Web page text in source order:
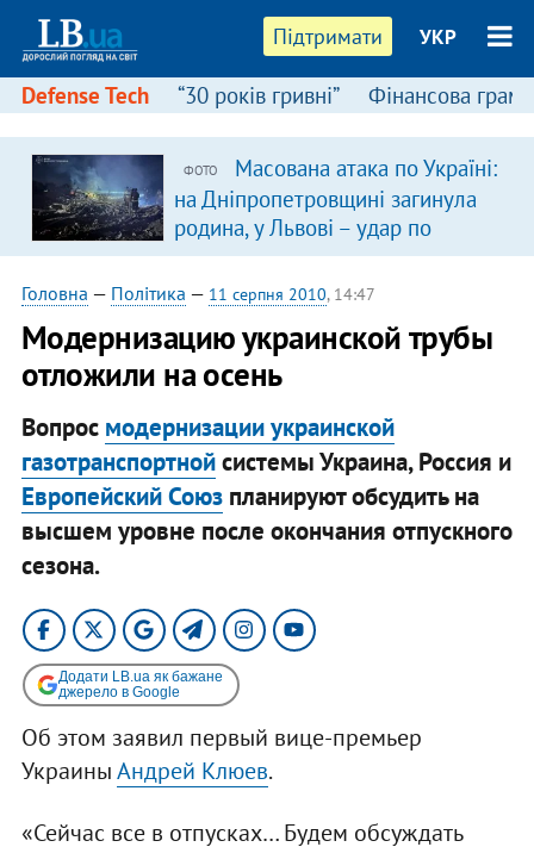
Підтримати УКР
Defense Tech “30 років гривні” Фінансова
ФОТО
Масована атака по Україні:
на Дніпропетровщині загинула
родина, у Львові – удар по
багатоповерхівках
(доповнюється)
Головна — Політика — 11 серпня 2010, 14:47
Модернизацию украинской трубы
отложили на осень
Вопрос модернизации украинской
газотранспортнойсистемы Украина, Россия и
Европейский Союзпланируют обсудить на
высшем уровне после окончания отпускного
сезона.
Додати LB.ua як бажане
джерело в Google
Об этом заявил первый вице-премьер
УкраиныАндрей Клюев.
«Сейчас все в отпусках… Будем обсуждать